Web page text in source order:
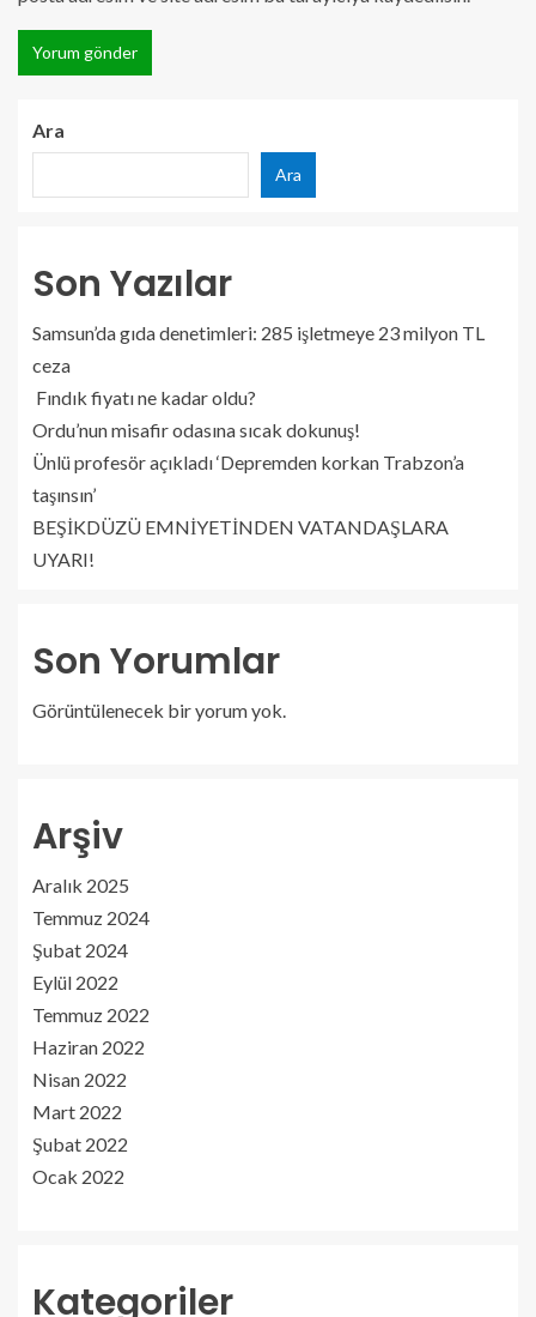
Ara
Ara
Son Yazılar
Samsun’da gıda denetimleri: 285 işletmeye 23 milyon TL
ceza
Fındık fiyatı ne kadar oldu?
Ordu’nun misafir odasına sıcak dokunuş!
Ünlü profesör açıkladı ‘Depremden korkan Trabzon’a
taşınsın’
BEŞİKDÜZÜ EMNİYETİNDEN VATANDAŞLARA
UYARI!
Son Yorumlar
Görüntülenecek bir yorum yok.
Arşiv
Aralık 2025
Temmuz 2024
Şubat 2024
Eylül 2022
Temmuz 2022
Haziran 2022
Nisan 2022
Mart 2022
Şubat 2022
Ocak 2022
Kategoriler